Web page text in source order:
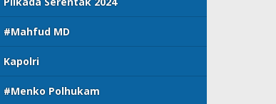
#Mahfud MD
Kapolri
#Menko Polhukam